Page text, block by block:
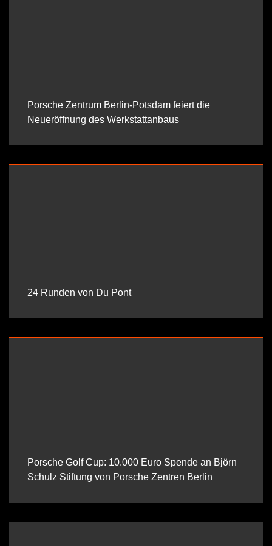
Porsche Zentrum Berlin-Potsdam feiert die
Neueröffnung des Werkstattanbaus
24 Runden von Du Pont
Porsche Golf Cup: 10.000 Euro Spende an Björn
Schulz Stiftung von Porsche Zentren Berlin